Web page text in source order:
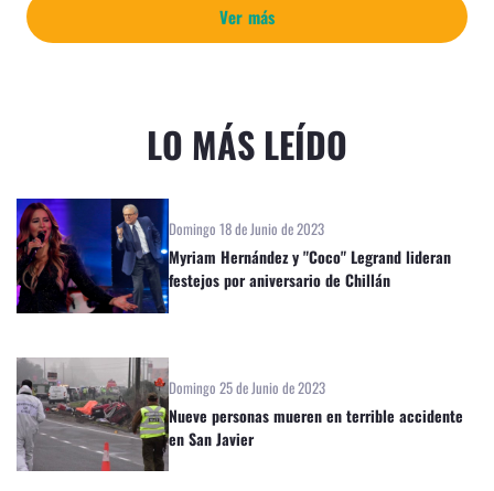
Ver más
LO MÁS LEÍDO
Domingo 18 de Junio de 2023
Myriam Hernández y "Coco" Legrand lideran
festejos por aniversario de Chillán
Domingo 25 de Junio de 2023
Nueve personas mueren en terrible accidente
en San Javier